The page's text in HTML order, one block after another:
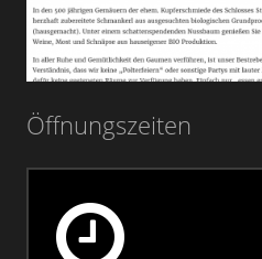
Öffnungszeiten